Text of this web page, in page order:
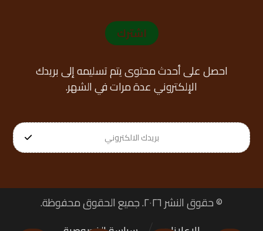
اشترك
احصل على أحدث محتوى يتم تسليمه إلى بريدك
الإلكتروني عدة مرات في الشهر.
© حقوق النشر ٢٠٢٦. جميع الحقوق محفوظة.